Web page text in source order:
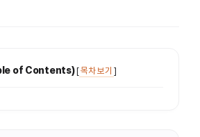
of Contents)[목차 보기 ]